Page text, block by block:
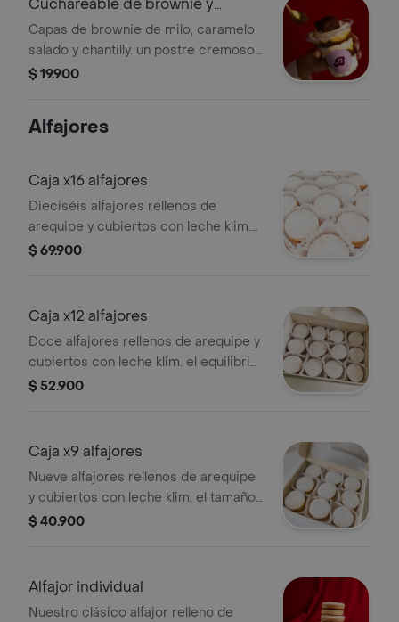
Cuchareable de brownie y
caramelo salado
Capas de brownie de milo, caramelo
salado y chantilly. un postre cremoso,
equilibrado y pensado para disfrutar a
$ 19.900
Alfajores
Caja x16 alfajores
Dieciséis alfajores rellenos de
arequipe y cubiertos con leche klim.
suaves, frescos y perfectos para
$ 69.900
Caja x12 alfajores
Doce alfajores rellenos de arequipe y
cubiertos con leche klim. el equilibrio
perfecto entre cantidad y antojo,
$ 52.900
Caja x9 alfajores
Nueve alfajores rellenos de arequipe
y cubiertos con leche klim. el tamaño
justo para un antojo generoso o para
$ 40.900
Alfajor individual
Nuestro clásico alfajor relleno de